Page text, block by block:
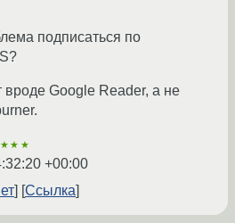
подписаться по
Google Reader, а не
+00:00
Ссылка